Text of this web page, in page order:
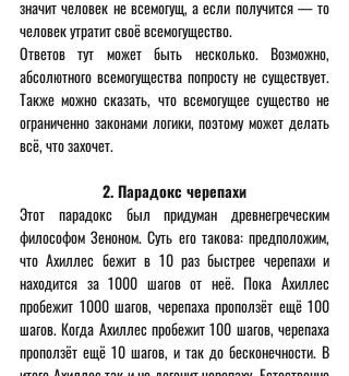
значит человек не всемогущ, а если получится — то
человек утратит своё всемогущество.
Ответов тут может быть несколько. Возможно,
абсолютного всемогущества попросту не существует.
Также можно сказать, что всемогущее существо не
ограниченно законами логики, поэтому может делать
всё, что захочет.
2. Парадокс черепахи
Этот парадокс был придуман древнегреческим
философом Зеноном. Суть его такова: предположим,
что Ахиллес бежит в 10 раз быстрее черепахи и
находится за 1000 шагов от неё. Пока Ахиллес
пробежит 1000 шагов, черепаха проползёт ещё 100
шагов. Когда Ахиллес пробежит 100 шагов, черепаха
проползёт ещё 10 шагов, и так до бесконечности. В